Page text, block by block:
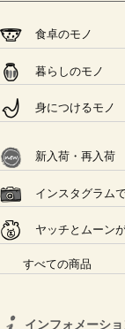
食卓のモノ
暮らしのモノ
身につけるモノ
新入荷・再入荷
インスタグラム
ヤッチとムーン
すべての商品
インフォメーシ